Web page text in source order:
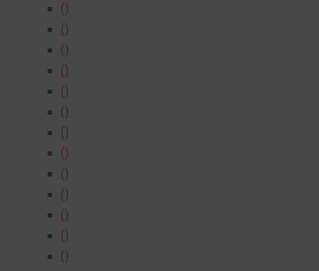
()
()
()
()
()
()
()
()
()
()
()
()
()